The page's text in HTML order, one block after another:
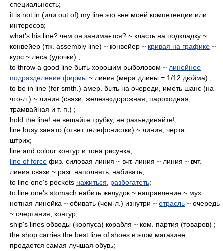
специальность;
it is not in (или out of) my line это вне моей компетенции или
интересов;
what's his line? чем он занимается? ~ класть на подкладку ~
конвейер (тж. assembly line) ~ конвейер ~ кривая на графике ~
курс ~ леса (удочки) ;
to throw a good line быть хорошим рыболовом ~ линейное
подразделение фирмы ~ линия (мера длины = 1/12 дюйма) ;
to be in line (for smth.) амер. быть на очереди, иметь шанс (на
что-л.) ~ линия (связи, железнодорожная, пароходная,
трамвайная и т. п.) ;
hold the line! не вешайте трубку, не разъединяйте!;
line busy занято (ответ телефонистки) ~ линия, черта;
штрих;
line and colour контур и тона рисунка;
line of force физ. силовая линия ~ вчт. линия ~ линия ~ вчт.
линия связи ~ разг. наполнять, набивать;
to line one's pockets нажиться разбогатеть;
to line one's stomach набить желудок ~ направление ~ муз.
нотная линейка ~ обивать (чем-л.) изнутри ~ отрасль ~ очередь
~ очертания, контур;
ship's lines обводы (корпуса) корабля ~ ком. партия (товаров) ;
the shop carries the best line of shoes в этом магазине
продается самая лучшая обувь;